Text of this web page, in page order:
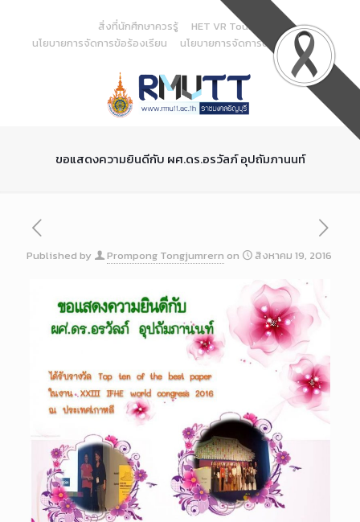
Content
สิ่งที่นักศึกษาควรรู้
HET VR Tour
นโยบายการจัดการข้อร้องเรียน
นโยบายการจัดการด้านสารสนเทศ
ขอแสดงความยินดีกับ ผศ.ดร.อรวัลภ์ อุปถัมภานนท์
Published by Prompong Tongjumrern on สิงหาคม 19, 2016